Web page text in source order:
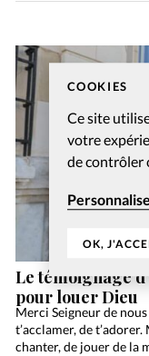
COOKIES
Ce site
votre
de contrôler
OK,
Le témoignage
pour louer Dieu
Merci Seigneur de
t’acclamer, de
chanter, de jouer de la